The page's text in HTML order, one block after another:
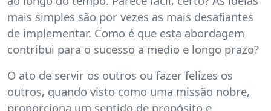
mais simples são por vezes as mais desafiantes
de implementar. Como é que esta abordagem
contribui para o sucesso a medio e longo prazo?
O ato de servir os outros ou fazer felizes os
outros, quando visto como uma missão nobre,
proporciona um sentido de propósito e